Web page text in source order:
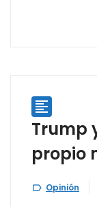

Trump
propio
 Opinión